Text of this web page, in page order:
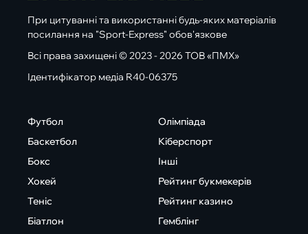
При цитуванні та використанні будь-яких матеріалів
посилання на "Sport-Express" обов'язкове
Всі права захищені © 2023 - 2026 ТОВ «ПМХ»
Ідентифікатор медіа R40-06375
Футбол
Баскетбол
Бокс
Хокей
Теніс
Біатлон
Олімпіада
Кіберспорт
Інші
Рейтинг букмекерів
Рейтинг казино
Гемблінг